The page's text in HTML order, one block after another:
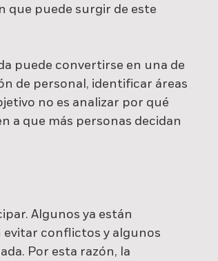
que puede surgir de este
puede convertirse en una de
de personal, identificar áreas
no es analizar por qué
a que más personas decidan
Algunos ya están
conflictos y algunos
Por esta razón, la